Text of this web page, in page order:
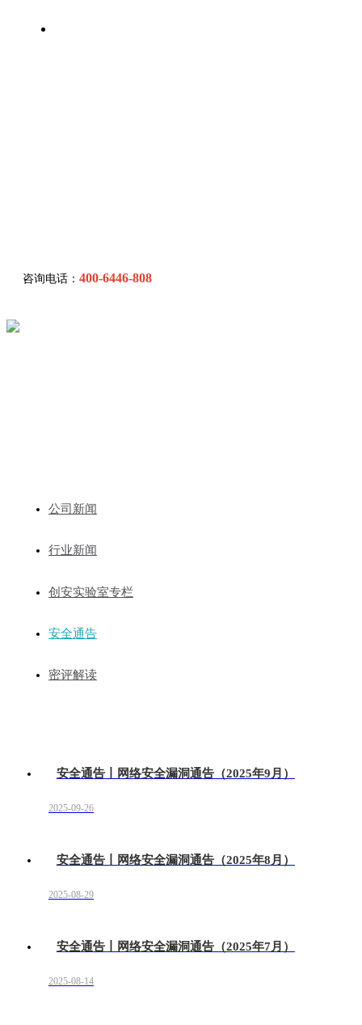
咨询电话： 400-6446-808
公司新闻
行业新闻
创安实验室专栏
安全通告
密评解读
安全通告丨网络安全漏洞通告（2025年9月）
2025-09-26
安全通告丨网络安全漏洞通告（2025年8月）
2025-08-29
安全通告丨网络安全漏洞通告（2025年7月）
2025-08-14